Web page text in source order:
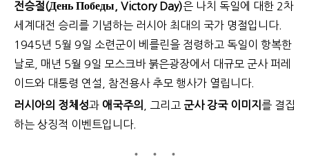
전승절(День Победы, Victory Day)은 나치 독일에 대한 2차
세계대전 승리를 기념하는 러시아 최대의 국가 명절입니다.
1945년 5월 9일 소련군이 베를린을 점령하고 독일이 항복한
날로, 매년 5월 9일 모스크바 붉은광장에서 대규모 군사 퍼레
이드와 대통령 연설, 참전용사 추모 행사가 열립니다.
러시아의 정체성과 애국주의 , 그리고 군사 강국 이미지 를 결집
하는 상징적 이벤트입니다.